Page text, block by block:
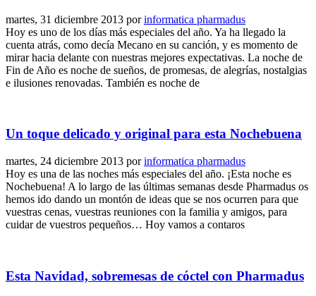
martes, 31 diciembre 2013 porinformatica pharmadus
Hoy es uno de los días más especiales del año. Ya ha llegado la
cuenta atrás, como decía Mecano en su canción, y es momento de
mirar hacia delante con nuestras mejores expectativas. La noche de
Fin de Año es noche de sueños, de promesas, de alegrías, nostalgias
e ilusiones renovadas. También es noche de
Un toque delicado y original para esta Nochebuena
martes, 24 diciembre 2013 porinformatica pharmadus
Hoy es una de las noches más especiales del año. ¡Esta noche es
Nochebuena! A lo largo de las últimas semanas desde Pharmadus os
hemos ido dando un montón de ideas que se nos ocurren para que
vuestras cenas, vuestras reuniones con la familia y amigos, para
cuidar de vuestros pequeños… Hoy vamos a contaros
Esta Navidad, sobremesas de cóctel con Pharmadus